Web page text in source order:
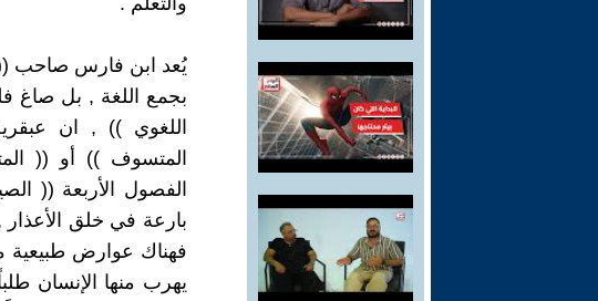
يُعد ابن فارس صاحب ((
بجمع اللغة , بل صاغ
اللغوي )) , ان
المتسوف )) أو ((
الفصول الأربعة ((
بارعة في خلق الأعذار
فهناك عوارض
يهرب منها الإنسان